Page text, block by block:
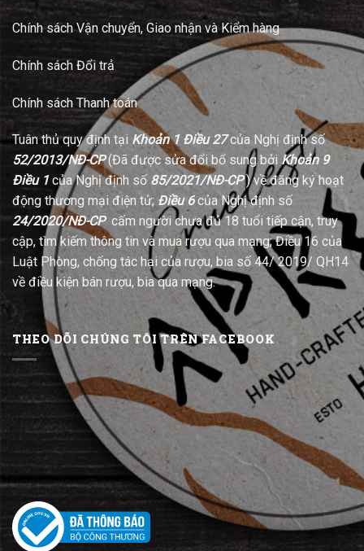
Chính sách Vận chuyển, Giao nhận và Kiểm hàng
Chính sách Đổi trả
Chính sách Thanh toán
Tuân thủ quy định tại Khoản 1 Điều 27của Nghị định số
52/2013/NĐ-CP(Đã được sửa đổi bổ sung bởi Khoản 9
Điều 1của Nghị định số 85/2021/NĐ-CP) về đăng ký hoạt
động thương mại điện tử; Điều 6của Nghị định số
24/2020/NĐ-CPcấm người chưa đủ 18 tuổi tiếp cận, truy
cập, tìm kiếm thông tin và mua rượu qua mạng; Điều 16 của
Luật Phòng, chống tác hại của rượu, bia số 44/ 2019/ QH14
về điều kiện bán rượu, bia qua mạng.
THEO DÕI CHÚNG TÔI TRÊN FACEBOOK